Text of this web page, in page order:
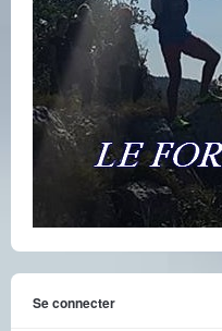
Se connecter